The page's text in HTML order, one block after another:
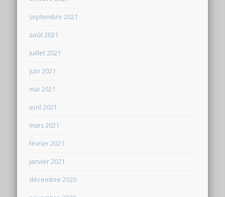
septembre 2021
août 2021
juillet 2021
juin 2021
mai 2021
avril 2021
mars 2021
février 2021
janvier 2021
décembre 2020